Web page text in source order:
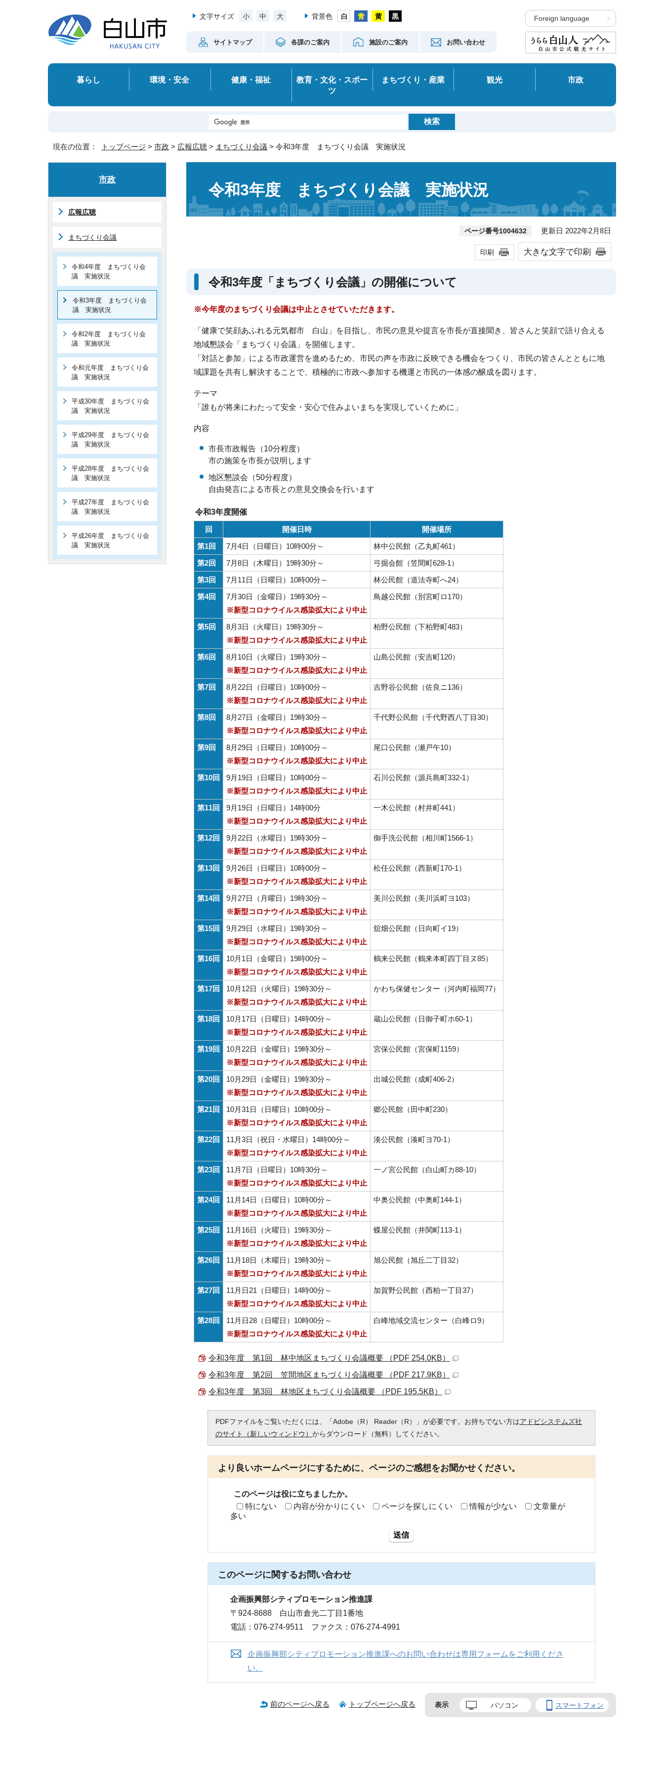
文字サイズ 小 中 大 背景色
サイトマップ 各課のご案内 施設のご案内 お問い合わせ
Foreign language
暮らし 環境・安全 健康・福祉
教育・文化・スポー
ツ
まちづくり・産業 観光 市政
現在の位置： トップページ > 市政 > 広報広聴 > まちづくり会議 > 令和3年度 まちづくり会議 実施状況
令和3年度 まちづくり会議 実施状況
ページ番号1004632 更新日 2022年2月8日
印刷 大きな文字で印刷
令和3年度「まちづくり会議」の開催について
※今年度のまちづくり会議は中止とさせていただきます。
「健康で笑顔あふれる元気都市 白山」を目指し、市民の意見や提言を市長が直接聞き、皆さんと笑顔で語り合える
地域懇談会「まちづくり会議」を開催します。
「対話と参加」による市政運営を進めるため、市民の声を市政に反映できる機会をつくり、市民の皆さんとともに地
域課題を共有し解決することで、積極的に市政へ参加する機運と市民の一体感の醸成を図ります。
テーマ
「誰もが将来にわたって安全・安心で住みよいまちを実現していくために」
内容
市長市政報告（10分程度）
市の施策を市長が説明します
地区懇談会（50分程度）
自由発言による市長との意見交換会を行います
令和3年度開催
回 開催日時
開催場所
第1回
7月4日（日曜日）10時00分～
林中公民館（乙丸町461）
第2回
7月8日（木曜日）19時30分～
弓掘会館（笠間町628-1）
第3回
7月11日（日曜日）10時00分～
林公民館（道法寺町へ24）
第4回
7月30日（金曜日）19時30分～
※新型コロナウイルス感染拡大により中止
鳥越公民館（別宮町ロ170）
第5回
8月3日（火曜日）19時30分～
※新型コロナウイルス感染拡大により中止
柏野公民館（下柏野町483）
第6回
8月10日（火曜日）19時30分～
※新型コロナウイルス感染拡大により中止
山島公民館（安吉町120）
第7回
8月22日（日曜日）10時00分～
※新型コロナウイルス感染拡大により中止
吉野谷公民館（佐良ニ136）
第8回
8月27日（金曜日）19時30分～
※新型コロナウイルス感染拡大により中止
千代野公民館（千代野西八丁目30）
第9回
8月29日（日曜日）10時00分～
※新型コロナウイルス感染拡大により中止
尾口公民館（瀬戸午10）
第10回
9月19日（日曜日）10時00分～
※新型コロナウイルス感染拡大により中止
石川公民館（源兵島町332-1）
第11回
9月19日（日曜日）14時00分
※新型コロナウイルス感染拡大により中止
一木公民館（村井町441）
第12回
9月22日（水曜日）19時30分～
※新型コロナウイルス感染拡大により中止
御手洗公民館（相川町1566-1）
第13回
9月26日（日曜日）10時00分～
※新型コロナウイルス感染拡大により中止
松任公民館（西新町170-1）
第14回
9月27日（月曜日）19時30分～
※新型コロナウイルス感染拡大により中止
美川公民館（美川浜町ヨ103）
第15回
9月29日（水曜日）19時30分～
※新型コロナウイルス感染拡大により中止
舘畑公民館（日向町イ19）
第16回
10月1日（金曜日）19時00分～
※新型コロナウイルス感染拡大により中止
鶴来公民館（鶴来本町四丁目ヌ85）
第17回
10月12日（火曜日）19時30分～
※新型コロナウイルス感染拡大により中止
かわち保健センター（河内町福岡77）
第18回
10月17日（日曜日）14時00分～
※新型コロナウイルス感染拡大により中止
蔵山公民館（日御子町ホ60-1）
第19回
10月22日（金曜日）19時30分～
※新型コロナウイルス感染拡大により中止
宮保公民館（宮保町1159）
第20回
10月29日（金曜日）19時30分～
※新型コロナウイルス感染拡大により中止
出城公民館（成町406-2）
第21回
10月31日（日曜日）10時00分～
※新型コロナウイルス感染拡大により中止
郷公民館（田中町230）
第22回
11月3日（祝日・水曜日）14時00分～
※新型コロナウイルス感染拡大により中止
湊公民館（湊町ヨ70-1）
第23回
11月7日（日曜日）10時30分～
※新型コロナウイルス感染拡大により中止
一ノ宮公民館（白山町カ88-10）
第24回
11月14日（日曜日）10時00分～
※新型コロナウイルス感染拡大により中止
中奥公民館（中奥町144-1）
第25回
11月16日（火曜日）19時30分～
※新型コロナウイルス感染拡大により中止
蝶屋公民館（井関町113-1）
第26回
11月18日（木曜日）19時30分～
※新型コロナウイルス感染拡大により中止
旭公民館（旭丘二丁目32）
第27回
11月日21（日曜日）14時00分～
※新型コロナウイルス感染拡大により中止
加賀野公民館（西柏一丁目37）
第28回
11月日28（日曜日）10時00分～
※新型コロナウイルス感染拡大により中止
白峰地域交流センター（白峰ロ9）
令和3年度 第1回 林中地区まちづくり会議概要 （PDF 254.0KB）
令和3年度 第2回 笠間地区まちづくり会議概要 （PDF 217.9KB）
令和3年度 第3回 林地区まちづくり会議概要 （PDF 195.5KB）
PDFファイルをご覧いただくには、「Adobe（R） Reader（R）」が必要です。お持ちでない方はアドビシステムズ社
のサイト（新しいウィンドウ） からダウンロード（無料）してください。
より良いホームページにするために、ページのご感想をお聞かせください。
このページは役に立ちましたか。
特にない
内容が分かりにくい ページを探しにくい 情報が少ない
文章量が
多い
送信
このページに関するお問い合わせ
企画振興部シティプロモーション推進課
〒924-8688 白山市倉光二丁目1番地
電話：076-274-9511 ファクス：076-274-4991
企画振興部シティプロモーション推進課へのお問い合わせは専用フォームをご利用くださ
い。
市政
広報広聴
まちづくり会議
令和4年度 まちづくり会
議 実施状況
令和3年度 まちづくり会
議 実施状況
令和2年度 まちづくり会
議 実施状況
令和元年度 まちづくり会
議 実施状況
平成30年度 まちづくり会
議 実施状況
平成29年度 まちづくり会
議 実施状況
平成28年度 まちづくり会
議 実施状況
平成27年度 まちづくり会
議 実施状況
平成26年度 まちづくり会
議 実施状況
前のページへ戻る トップページへ戻る 表示 パソコン スマートフォン